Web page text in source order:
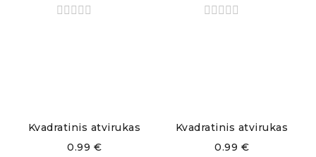
Kvadratinis atvirukas
0.99 €
Kvadratinis atvirukas
0.99 €